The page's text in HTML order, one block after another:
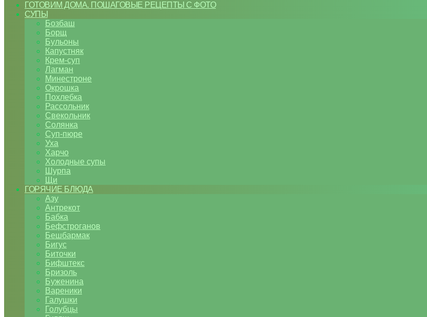
ГОТОВИМ ДОМА. ПОШАГОВЫЕ РЕЦЕПТЫ С ФОТО
СУПЫ
Бозбаш
Борщ
Бульоны
Капустняк
Крем-суп
Лагман
Минестроне
Окрошка
Похлебка
Рассольник
Свекольник
Солянка
Суп-пюре
Уха
Харчо
Холодные супы
Шурпа
Щи
ГОРЯЧИЕ БЛЮДА
Азу
Антрекот
Бабка
Бефстроганов
Бешбармак
Бигус
Биточки
Бифштекс
Бризоль
Буженина
Вареники
Галушки
Голубцы